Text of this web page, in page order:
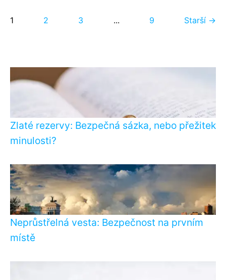
1 2 3 ... 9 Starší →
Zlaté rezervy: Bezpečná sázka, nebo přežitek
minulosti?
Neprůstřelná vesta: Bezpečnost na prvním
místě